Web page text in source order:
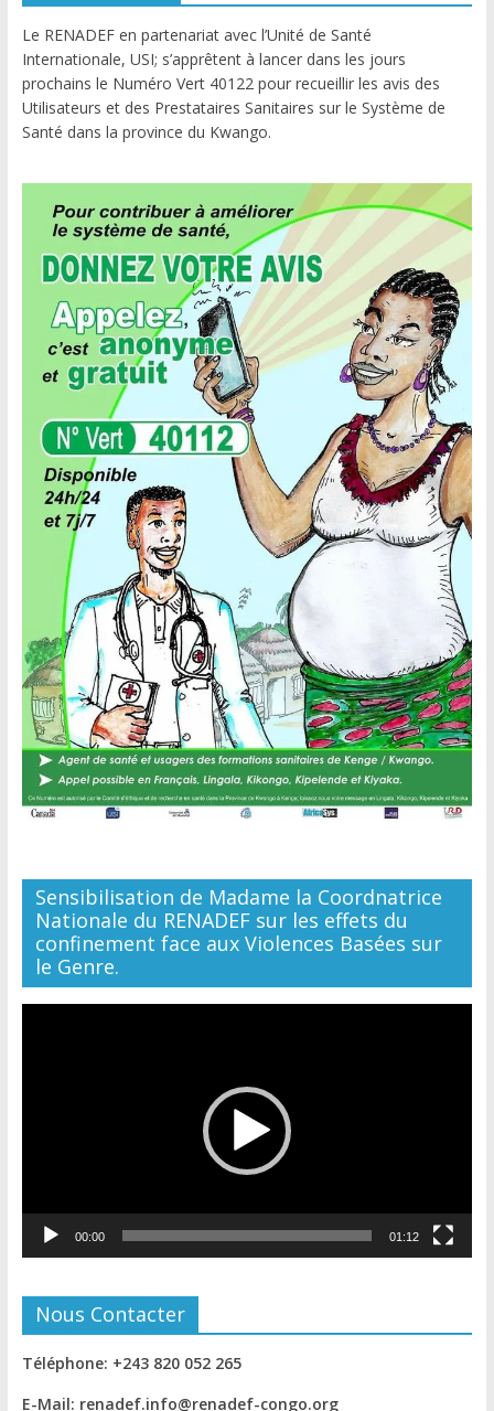
Le RENADEF en partenariat avec l’Unité de Santé
Internationale, USI; s’apprêtent à lancer dans les jours
prochains le Numéro Vert 40122 pour recueillir les avis des
Utilisateurs et des Prestataires Sanitaires sur le Système de
Santé dans la province du Kwango.
Sensibilisation de Madame la Coordnatrice
Nationale du RENADEF sur les effets du
confinement face aux Violences Basées sur
le Genre.
00:00 01:12
Nous Contacter
Téléphone: +243 820 052 265
E-Mail: renadef.info@renadef-congo.org